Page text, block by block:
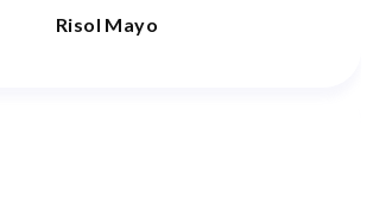
Risol Mayo